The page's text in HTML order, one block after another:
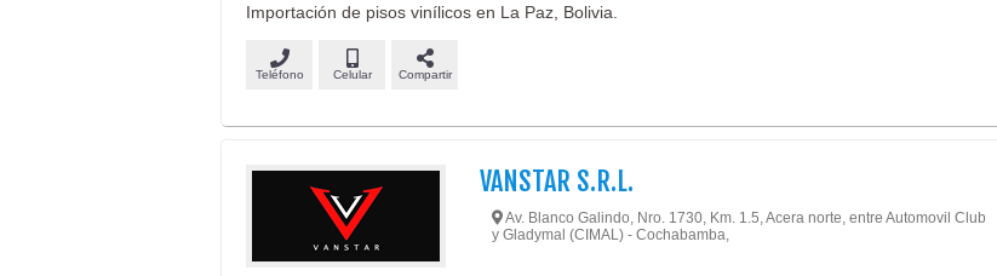
Importación de pisos vinílicos en La Paz, Bolivia.
Teléfono Celular Compartir
VANSTAR S.R.L.
Av. Blanco Galindo, Nro. 1730, Km. 1.5, Acera norte, entre Automovil Club
y Gladymal (CIMAL) - Cochabamba,